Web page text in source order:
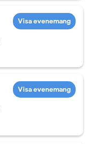
Visa evenemang
Visa evenemang